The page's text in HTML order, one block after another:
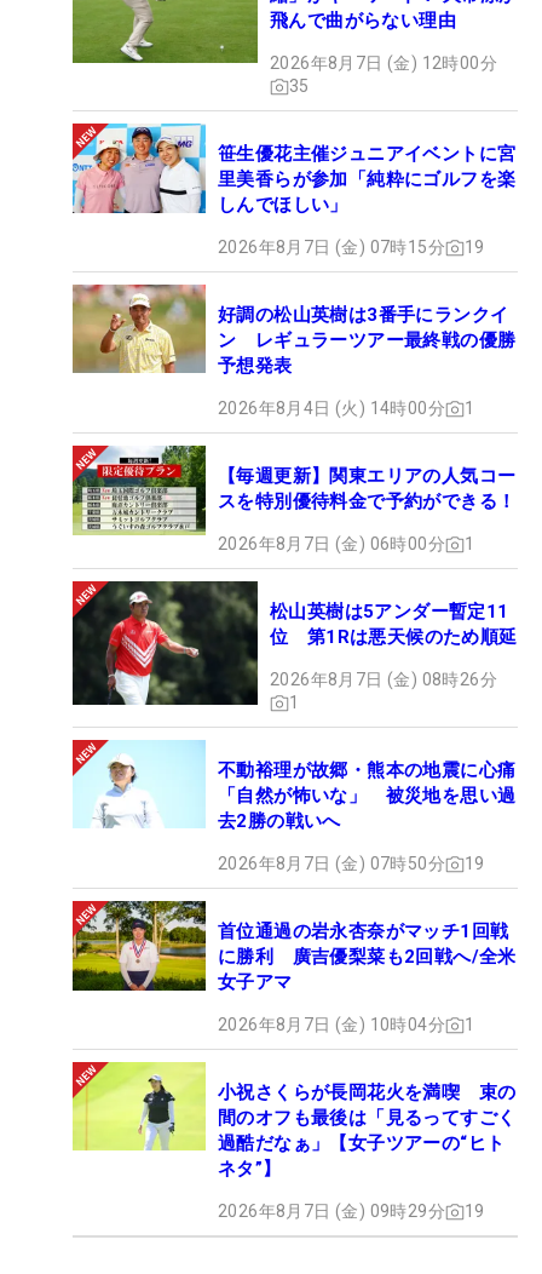
飛んで曲がらない理由
2026年8月7日 (金) 12時00分
35
笹生優花主催ジュニアイベントに宮
里美香らが参加「純粋にゴルフを楽
しんでほしい」
2026年8月7日 (金) 07時15分 19
好調の松山英樹は3番手にランクイ
ン レギュラーツアー最終戦の優勝
予想発表
2026年8月4日 (火) 14時00分 1
【毎週更新】関東エリアの人気コー
スを特別優待料金で予約ができる！
2026年8月7日 (金) 06時00分 1
松山英樹は5アンダー暫定11
位 第1Rは悪天候のため順延
2026年8月7日 (金) 08時26分
1
不動裕理が故郷・熊本の地震に心痛
「自然が怖いな」 被災地を思い過
去2勝の戦いへ
2026年8月7日 (金) 07時50分 19
首位通過の岩永杏奈がマッチ1回戦
に勝利 廣吉優梨菜も2回戦へ/全米
女子アマ
2026年8月7日 (金) 10時04分 1
小祝さくらが長岡花火を満喫 束の
間のオフも最後は「見るってすごく
過酷だなぁ」【女子ツアーの“ヒト
ネタ”】
2026年8月7日 (金) 09時29分 19